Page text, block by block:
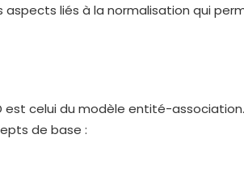
aspects liés à la normalisation qui
est celui du modèle entité-
de base :